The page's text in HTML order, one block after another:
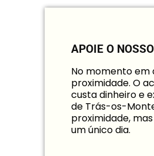
APOIE O
No momento em
proximidade. O
custa dinheiro e
de Trás-os-
proximidade,
um único dia.